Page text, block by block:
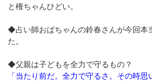
と権ちゃんひどい。
◆占い師おばちゃんの鈴春さんが今回本
た。
◆父親は子どもを全力で守るもの？
「当たり前だ。全力で守るさ。その時思